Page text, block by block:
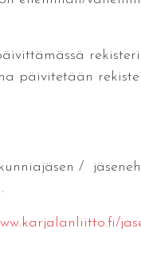
päivitetään
/